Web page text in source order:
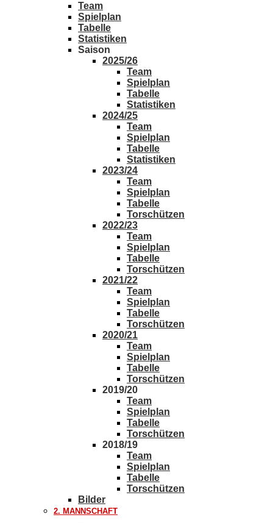
Team
Spielplan
Tabelle
Statistiken
Saison
2025/26
Team
Spielplan
Tabelle
Statistiken
2024/25
Team
Spielplan
Tabelle
Statistiken
2023/24
Team
Spielplan
Tabelle
Torschützen
2022/23
Team
Spielplan
Tabelle
Torschützen
2021/22
Team
Spielplan
Tabelle
Torschützen
2020/21
Team
Spielplan
Tabelle
Torschützen
2019/20
Team
Spielplan
Tabelle
Torschützen
2018/19
Team
Spielplan
Tabelle
Torschützen
Bilder
2. MANNSCHAFT